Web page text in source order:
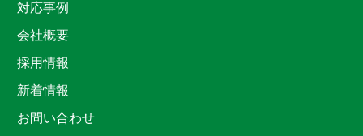
対応事例
会社概要
採用情報
新着情報
お問い合わせ